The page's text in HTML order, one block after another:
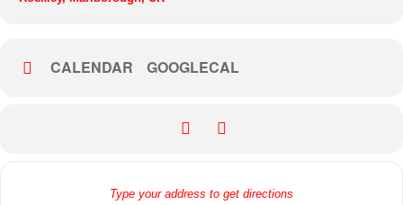
CALENDAR GOOGLECAL